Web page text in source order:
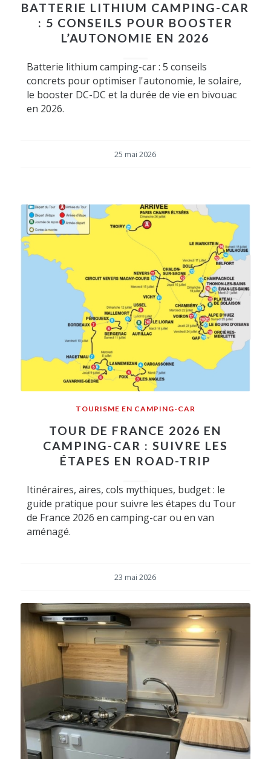
BATTERIE LITHIUM CAMPING-CAR
: 5 CONSEILS POUR BOOSTER
L’AUTONOMIE EN 2026
Batterie lithium camping-car : 5 conseils
concrets pour optimiser l'autonomie, le solaire,
le booster DC-DC et la durée de vie en bivouac
en 2026.
25 mai 2026
TOURISME EN CAMPING-CAR
TOUR DE FRANCE 2026 EN
CAMPING-CAR : SUIVRE LES
ÉTAPES EN ROAD-TRIP
Itinéraires, aires, cols mythiques, budget : le
guide pratique pour suivre les étapes du Tour
de France 2026 en camping-car ou en van
aménagé.
23 mai 2026